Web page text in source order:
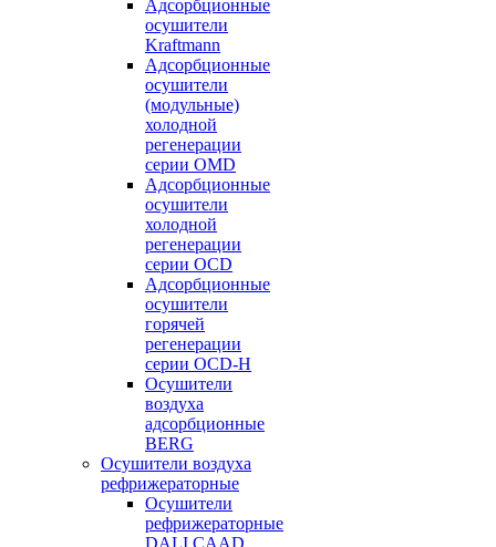
Адсорбционные
осушители
Kraftmann
Адсорбционные
осушители
(модульные)
холодной
регенерации
серии OMD
Адсорбционные
осушители
холодной
регенерации
серии OCD
Адсорбционные
осушители
горячей
регенерации
серии OСD-H
Осушители
воздуха
адсорбционные
BERG
Осушители воздуха
рефрижераторные
Осушители
рефрижераторные
DALI CAAD